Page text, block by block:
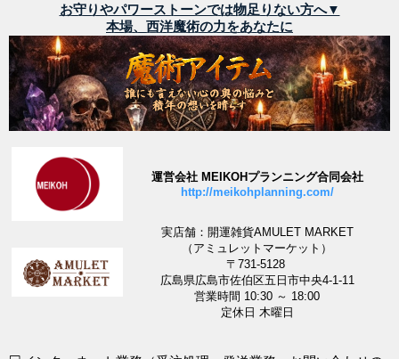
お守りやパワーストーンでは物足りない方へ▼
本場、西洋魔術の力をあなたに
運営会社 MEIKOHプランニング合同会社
http://meikohplanning.com/
実店舗：開運雑貨AMULET MARKET
（アミュレットマーケット）
〒731-5128
広島県広島市佐伯区五日市中央4-1-11
営業時間 10:30 ～ 18:00
定休日 木曜日